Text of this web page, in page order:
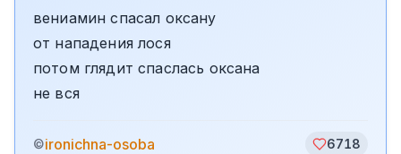
вениамин спасал оксану
от нападения лося
потом глядит спаслась оксана
не вся
©ironichna-osoba 6718